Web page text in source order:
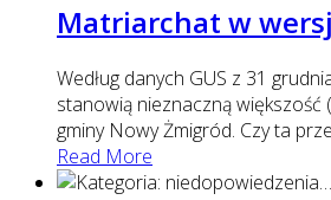
Matriarchat w
Według danych GUS z 31
stanowią nieznaczną większość
gminy Nowy Żmigród. Czy ta
Read More